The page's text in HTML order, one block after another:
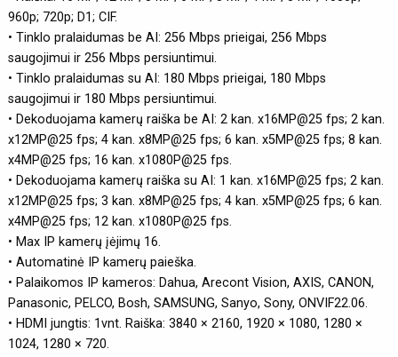
960p; 720p; D1; CIF.
• Tinklo pralaidumas be AI: 256 Mbps prieigai, 256 Mbps
saugojimui ir 256 Mbps persiuntimui.
• Tinklo pralaidumas su AI: 180 Mbps prieigai, 180 Mbps
saugojimui ir 180 Mbps persiuntimui.
• Dekoduojama kamerų raiška be AI: 2 kan. x16MP@25 fps; 2 kan.
x12MP@25 fps; 4 kan. x8MP@25 fps; 6 kan. x5MP@25 fps; 8 kan.
x4MP@25 fps; 16 kan. x1080P@25 fps.
• Dekoduojama kamerų raiška su AI: 1 kan. x16MP@25 fps; 2 kan.
x12MP@25 fps; 3 kan. x8MP@25 fps; 4 kan. x5MP@25 fps; 6 kan.
x4MP@25 fps; 12 kan. x1080P@25 fps.
• Max IP kamerų įėjimų 16.
• Automatinė IP kamerų paieška.
• Palaikomos IP kameros: Dahua, Arecont Vision, AXIS, CANON,
Panasonic, PELCO, Bosh, SAMSUNG, Sanyo, Sony, ONVIF22.06.
• HDMI jungtis: 1vnt. Raiška: 3840 × 2160, 1920 × 1080, 1280 ×
1024, 1280 × 720.